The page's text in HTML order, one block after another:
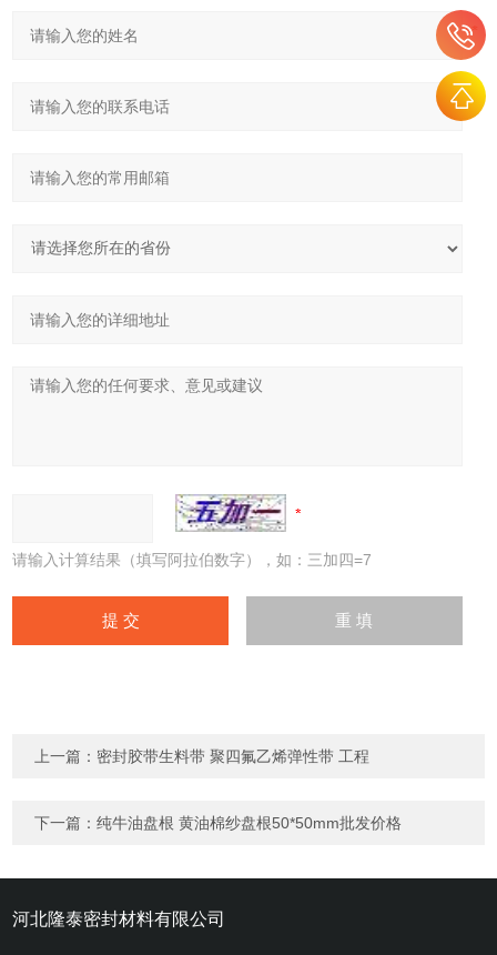
请输入计算结果（填写阿拉伯数字），如：三加四=7
上一篇： 密封胶带生料带 聚四氟乙烯弹性带 工程
下一篇：纯牛油盘根 黄油棉纱盘根50*50mm批发价格
河北隆泰密封材料有限公司